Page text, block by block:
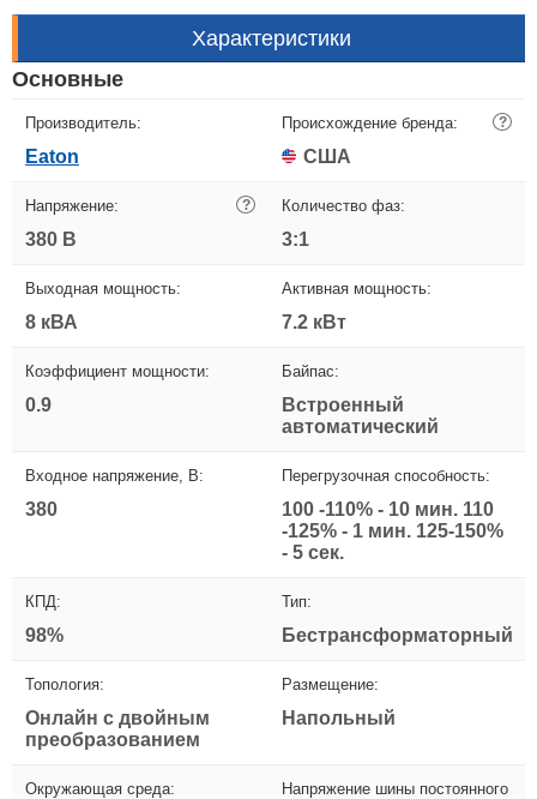
Характеристики
Основные
Производитель:
Eaton
Происхождение бренда: ?
США
Напряжение: ?
380 В
Количество фаз:
3:1
Выходная мощность:
8 кВА
Активная мощность:
7.2 кВт
Коэффициент мощности:
0.9
Байпас:
Встроенный
автоматический
Входное напряжение, В:
380
Перегрузочная способность:
100 -110% - 10 мин. 110
-125% - 1 мин. 125-150%
- 5 сек.
КПД:
98%
Тип:
Бестрансформаторный
Топология:
Онлайн с двойным
преобразованием
Размещение:
Напольный
Окружающая среда:
Напряжение шины постоянного